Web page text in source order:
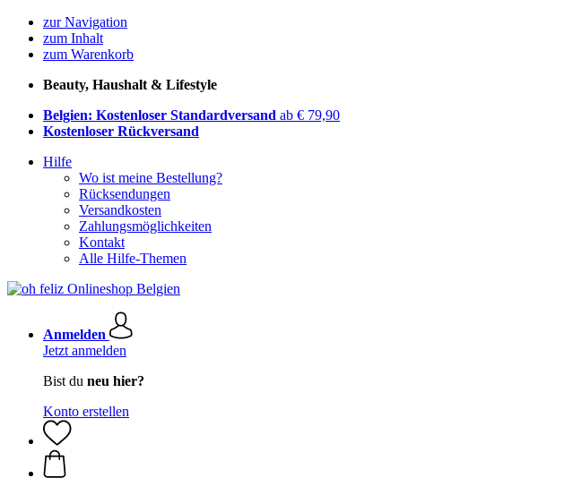
zur Navigation
zum Inhalt
zum Warenkorb
Beauty, Haushalt & Lifestyle
Belgien: Kostenloser Standardversand ab € 79,90
Kostenloser Rückversand
Hilfe
Wo ist meine Bestellung?
Rücksendungen
Versandkosten
Zahlungsmöglichkeiten
Kontakt
Alle Hilfe-Themen
Anmelden
Jetzt anmelden
Bist du neu hier?
Konto erstellen